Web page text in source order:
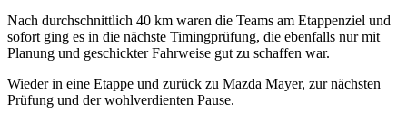
Nach durchschnittlich 40 km waren die Teams am Etappenziel und
sofort ging es in die nächste Timingprüfung, die ebenfalls nur mit
Planung und geschickter Fahrweise gut zu schaffen war.
Wieder in eine Etappe und zurück zu Mazda Mayer, zur nächsten
Prüfung und der wohlverdienten Pause.